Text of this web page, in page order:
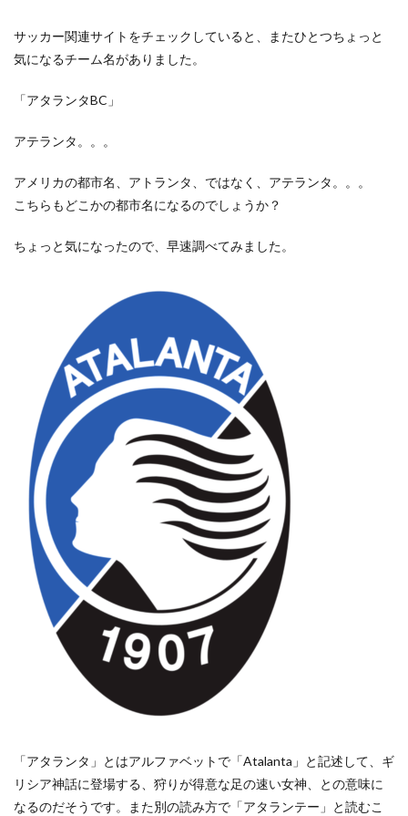
サッカー関連サイトをチェックしていると、またひとつちょっと
気になるチーム名がありました。
「アタランタBC」
アテランタ。。。
アメリカの都市名、アトランタ、ではなく、アテランタ。。。
こちらもどこかの都市名になるのでしょうか？
ちょっと気になったので、早速調べてみました。
「アタランタ」とはアルファベットで「Atalanta」と記述して、ギ
リシア神話に登場する、狩りが得意な足の速い女神、との意味に
なるのだそうです。また別の読み方で「アタランテー」と読むこ